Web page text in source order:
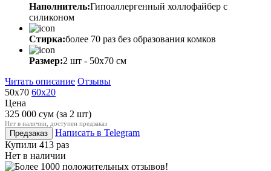
Наполнитель:Гипоаллергенный холлофайбер с
силиконом
Стирка:более 70 раз без образования комков
Размер:2 шт - 50х70 см
Читать описание Отзывы
50х70 60х20
Цена
325 000 сум (за 2 шт)
Нет в наличии, доступен предзаказ
Предзаказ
Написать в Telegram
Купили 413 раз
Нет в наличии